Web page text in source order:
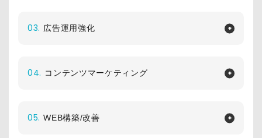
03. 広告運用強化
04. コンテンツマーケティング
05. WEB構築/改善